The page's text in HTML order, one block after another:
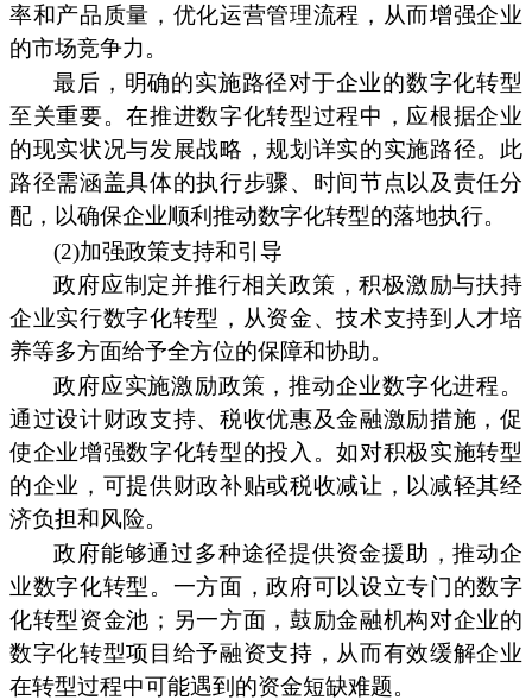
率和产品质量，优化运营管理流程，从而增强企业
的市场竞争力。
最后，明确的实施路径对于企业的数字化转型
至关重要。在推进数字化转型过程中，应根据企业
的现实状况与发展战略，规划详实的实施路径。此
路径需涵盖具体的执行步骤、时间节点以及责任分
配，以确保企业顺利推动数字化转型的落地执行。
(2)加强政策支持和引导
政府应制定并推行相关政策，积极激励与扶持
企业实行数字化转型，从资金、技术支持到人才培
养等多方面给予全方位的保障和协助。
政府应实施激励政策，推动企业数字化进程。
通过设计财政支持、税收优惠及金融激励措施，促
使企业增强数字化转型的投入。如对积极实施转型
的企业，可提供财政补贴或税收减让，以减轻其经
济负担和风险。
政府能够通过多种途径提供资金援助，推动企
业数字化转型。一方面，政府可以设立专门的数字
化转型资金池；另一方面，鼓励金融机构对企业的
数字化转型项目给予融资支持，从而有效缓解企业
在转型过程中可能遇到的资金短缺难题。